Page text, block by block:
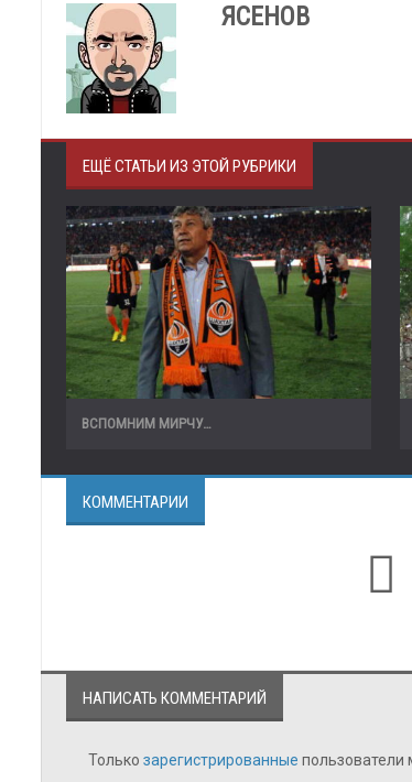
ЯСЕНОВ
ЕЩЁ СТАТЬИ ИЗ ЭТОЙ РУБРИКИ
ВСПОМНИМ МИРЧУ…
КОММЕНТАРИИ
НАПИСАТЬ КОММЕНТАРИЙ
Только зарегистрированные пользователи